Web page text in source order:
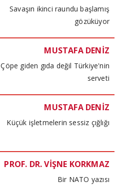
Savaşın ikinci raundu başlamış
gözüküyor
MUSTAFA DENİZ
Çöpe giden gıda değil Türkiye'nin
serveti
MUSTAFA DENİZ
Küçük işletmelerin sessiz çığlığı
PROF. DR. VİŞNE KORKMAZ
Bir NATO yazısı